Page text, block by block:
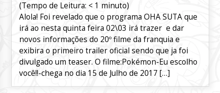
(Tempo de Leitura: < 1 minuto)
Alola! Foi revelado que o programa OHA SUTA que
irá ao nesta quinta feira 02\03 irá trazer e dar
novos informações do 20º filme da franquia e
exibira o primeiro trailer oficial sendo que ja foi
divulgado um teaser. O filme:Pokémon-Eu escolho
você!!-chega no dia 15 de Julho de 2017 […]